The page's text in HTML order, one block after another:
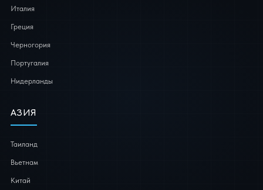
Италия
Греция
Черногория
Португалия
Нидерланды
АЗИЯ
Таиланд
Вьетнам
Китай